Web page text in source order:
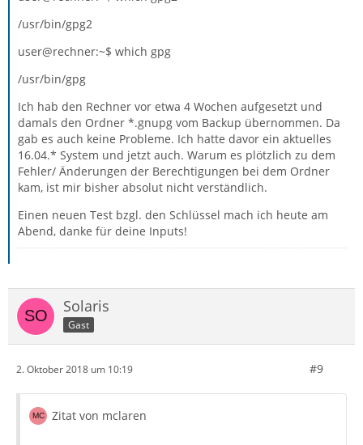
/usr/bin/gpg2
user@rechner:~$ which gpg
/usr/bin/gpg
Ich hab den Rechner vor etwa 4 Wochen aufgesetzt und
damals den Ordner *.gnupg vom Backup übernommen. Da
gab es auch keine Probleme. Ich hatte davor ein aktuelles
16.04.* System und jetzt auch. Warum es plötzlich zu dem
Fehler/ Änderungen der Berechtigungen bei dem Ordner
kam, ist mir bisher absolut nicht verständlich.
Einen neuen Test bzgl. den Schlüssel mach ich heute am
Abend, danke für deine Inputs!
Solaris
Gast
2. Oktober 2018 um 10:19 #9
Zitat von mclaren